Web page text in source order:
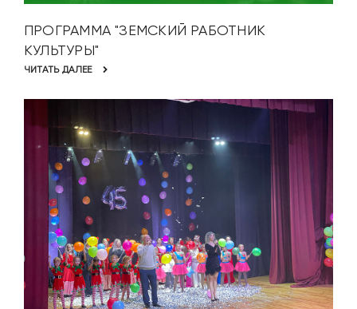
ПРОГРАММА "ЗЕМСКИЙ РАБОТНИК
КУЛЬТУРЫ"
ЧИТАТЬ ДАЛЕЕ